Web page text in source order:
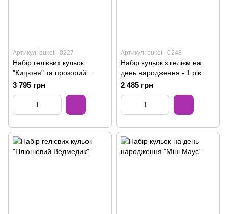
Артикул: buket - 0227
Набір гелієвих кульок
"Кицюня" та прозорий
баблс
3 795 грн
Артикул: buket - 0248
Набір кульок з гелієм на
день народження - 1 рік
2 485 грн